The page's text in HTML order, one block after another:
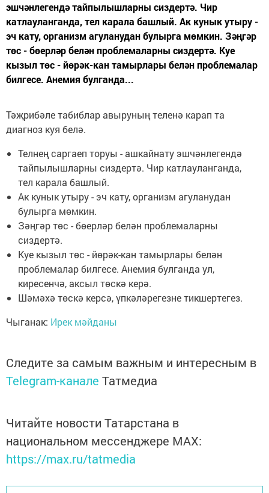
эшчәнлегендә тайпылышларны сиздертә. Чир
катлауланганда, тел карала башлый. Ак кунык утыру -
эч кату, организм агуланудан булырга мөмкин. Зәңгәр
төс - бөерләр белән проблемаларны сиздертә. Куе
кызыл төс - йөрәк-кан тамырлары белән проблемалар
билгесе. Анемия булганда...
Тәҗрибәле табиблар авыруның теленә карап та
диагноз куя белә.
Телнең саргаеп торуы - ашкайнату эшчәнлегендә
тайпылышларны сиздертә. Чир катлауланганда,
тел карала башлый.
Ак кунык утыру - эч кату, организм агуланудан
булырга мөмкин.
Зәңгәр төс - бөерләр белән проблемаларны
сиздертә.
Куе кызыл төс - йөрәк-кан тамырлары белән
проблемалар билгесе. Анемия булганда ул,
киресенчә, аксыл төскә керә.
Шәмәхә төскә керсә, үпкәләрегезне тикшертегез.
Чыганак: Ирек мәйданы
Следите за самым важным и интересным в
Telegram-канале Татмедиа
Читайте новости Татарстана в
национальном мессенджере MАХ:
https://max.ru/tatmedia